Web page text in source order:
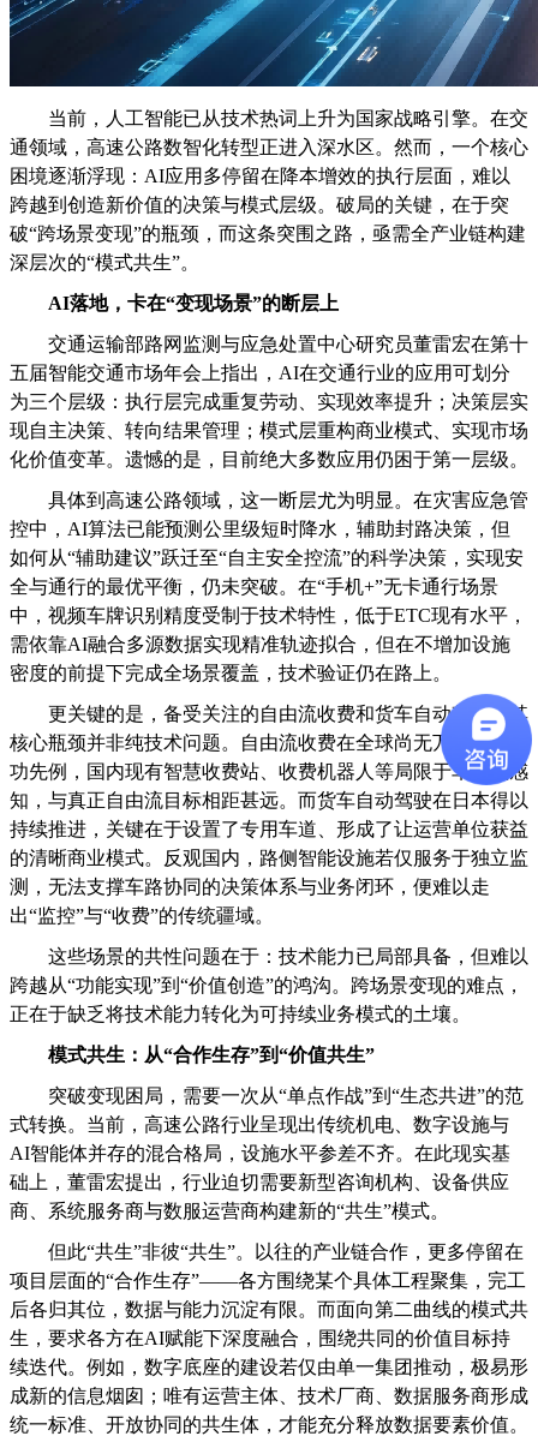
当前，人工智能已从技术热词上升为国家战略引擎。在交
通领域，高速公路数智化转型正进入深水区。然而，一个核心
困境逐渐浮现：AI应用多停留在降本增效的执行层面，难以
跨越到创造新价值的决策与模式层级。破局的关键，在于突
破“跨场景变现”的瓶颈，而这条突围之路，亟需全产业链构建
深层次的“模式共生”。
AI落地，卡在“变现场景”的断层上
交通运输部路网监测与应急处置中心研究员董雷宏在第十
五届智能交通市场年会上指出，AI在交通行业的应用可划分
为三个层级：执行层完成重复劳动、实现效率提升；决策层实
现自主决策、转向结果管理；模式层重构商业模式、实现市场
化价值变革。遗憾的是，目前绝大多数应用仍困于第一层级。
具体到高速公路领域，这一断层尤为明显。在灾害应急管
控中，AI算法已能预测公里级短时降水，辅助封路决策，但
如何从“辅助建议”跃迁至“自主安全控流”的科学决策，实现安
全与通行的最优平衡，仍未突破。在“手机+”无卡通行场景
中，视频车牌识别精度受制于技术特性，低于ETC现有水平，
需依靠AI融合多源数据实现精准轨迹拟合，但在不增加设施
密度的前提下完成全场景覆盖，技术验证仍在路上。
更关键的是，备受关注的自由流收费和货车自动驾驶，其
核心瓶颈并非纯技术问题。自由流收费在全球尚无万公里级成
功先例，国内现有智慧收费站、收费机器人等局限于车道级感
知，与真正自由流目标相距甚远。而货车自动驾驶在日本得以
持续推进，关键在于设置了专用车道、形成了让运营单位获益
的清晰商业模式。反观国内，路侧智能设施若仅服务于独立监
测，无法支撑车路协同的决策体系与业务闭环，便难以走
出“监控”与“收费”的传统疆域。
这些场景的共性问题在于：技术能力已局部具备，但难以
跨越从“功能实现”到“价值创造”的鸿沟。跨场景变现的难点，
正在于缺乏将技术能力转化为可持续业务模式的土壤。
模式共生：从“合作生存”到“价值共生”
突破变现困局，需要一次从“单点作战”到“生态共进”的范
式转换。当前，高速公路行业呈现出传统机电、数字设施与
AI智能体并存的混合格局，设施水平参差不齐。在此现实基
础上，董雷宏提出，行业迫切需要新型咨询机构、设备供应
商、系统服务商与数服运营商构建新的“共生”模式。
但此“共生”非彼“共生”。以往的产业链合作，更多停留在
项目层面的“合作生存”——各方围绕某个具体工程聚集，完工
后各归其位，数据与能力沉淀有限。而面向第二曲线的模式共
生，要求各方在AI赋能下深度融合，围绕共同的价值目标持
续迭代。例如，数字底座的建设若仅由单一集团推动，极易形
成新的信息烟囱；唯有运营主体、技术厂商、数据服务商形成
统一标准、开放协同的共生体，才能充分释放数据要素价值。